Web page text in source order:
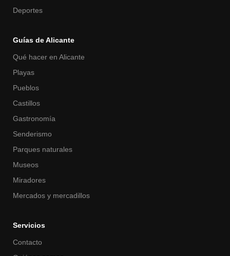
Deportes
Guías de Alicante
Qué hacer en Alicante
Playas
Pueblos
Castillos
Gastronomía
Senderismo
Parques naturales
Museos
Miradores
Mercados y mercadillos
Servicios
Contacto